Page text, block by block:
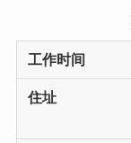
工作时间
住址